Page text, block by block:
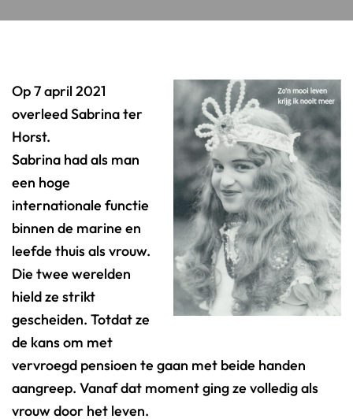
Op 7 april 2021
overleed Sabrina ter
Horst.
Sabrina had als man
een hoge
internationale functie
binnen de marine en
leefde thuis als vrouw.
Die twee werelden
hield ze strikt
gescheiden. Totdat ze
de kans om met
vervroegd pensioen te gaan met beide handen
aangreep. Vanaf dat moment ging ze volledig als
vrouw door het leven.